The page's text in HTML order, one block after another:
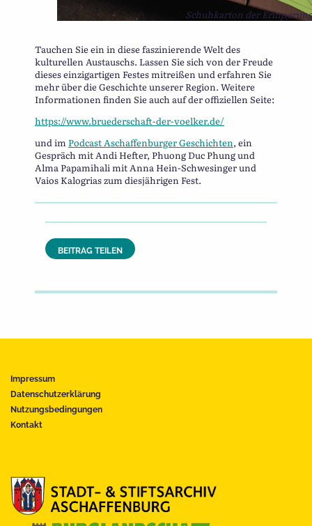
Schuhkarton der Erinnerung
Tauchen Sie ein in diese faszinierende Welt des
kulturellen Austauschs. Lassen Sie sich von der Freude
dieses einzigartigen Festes mitreißen und erfahren Sie
mehr über die Geschichte unserer Region. Weitere
Informationen finden Sie auch auf der offiziellen Seite:
https://www.bruederschaft-der-voelker.de/
und im Podcast Aschaffenburger Geschichten, ein
Gespräch mit Andi Hefter, Phuong Duc Phung und
Alma Papamihali mit Anna Hein-Schwesinger und
Vaios Kalogrias zum diesjährigen Fest.
BEITRAG TEILEN
Impressum
Datenschutzerklärung
Nutzungsbedingungen
Kontakt